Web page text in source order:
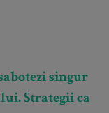
singur
Strategii ca